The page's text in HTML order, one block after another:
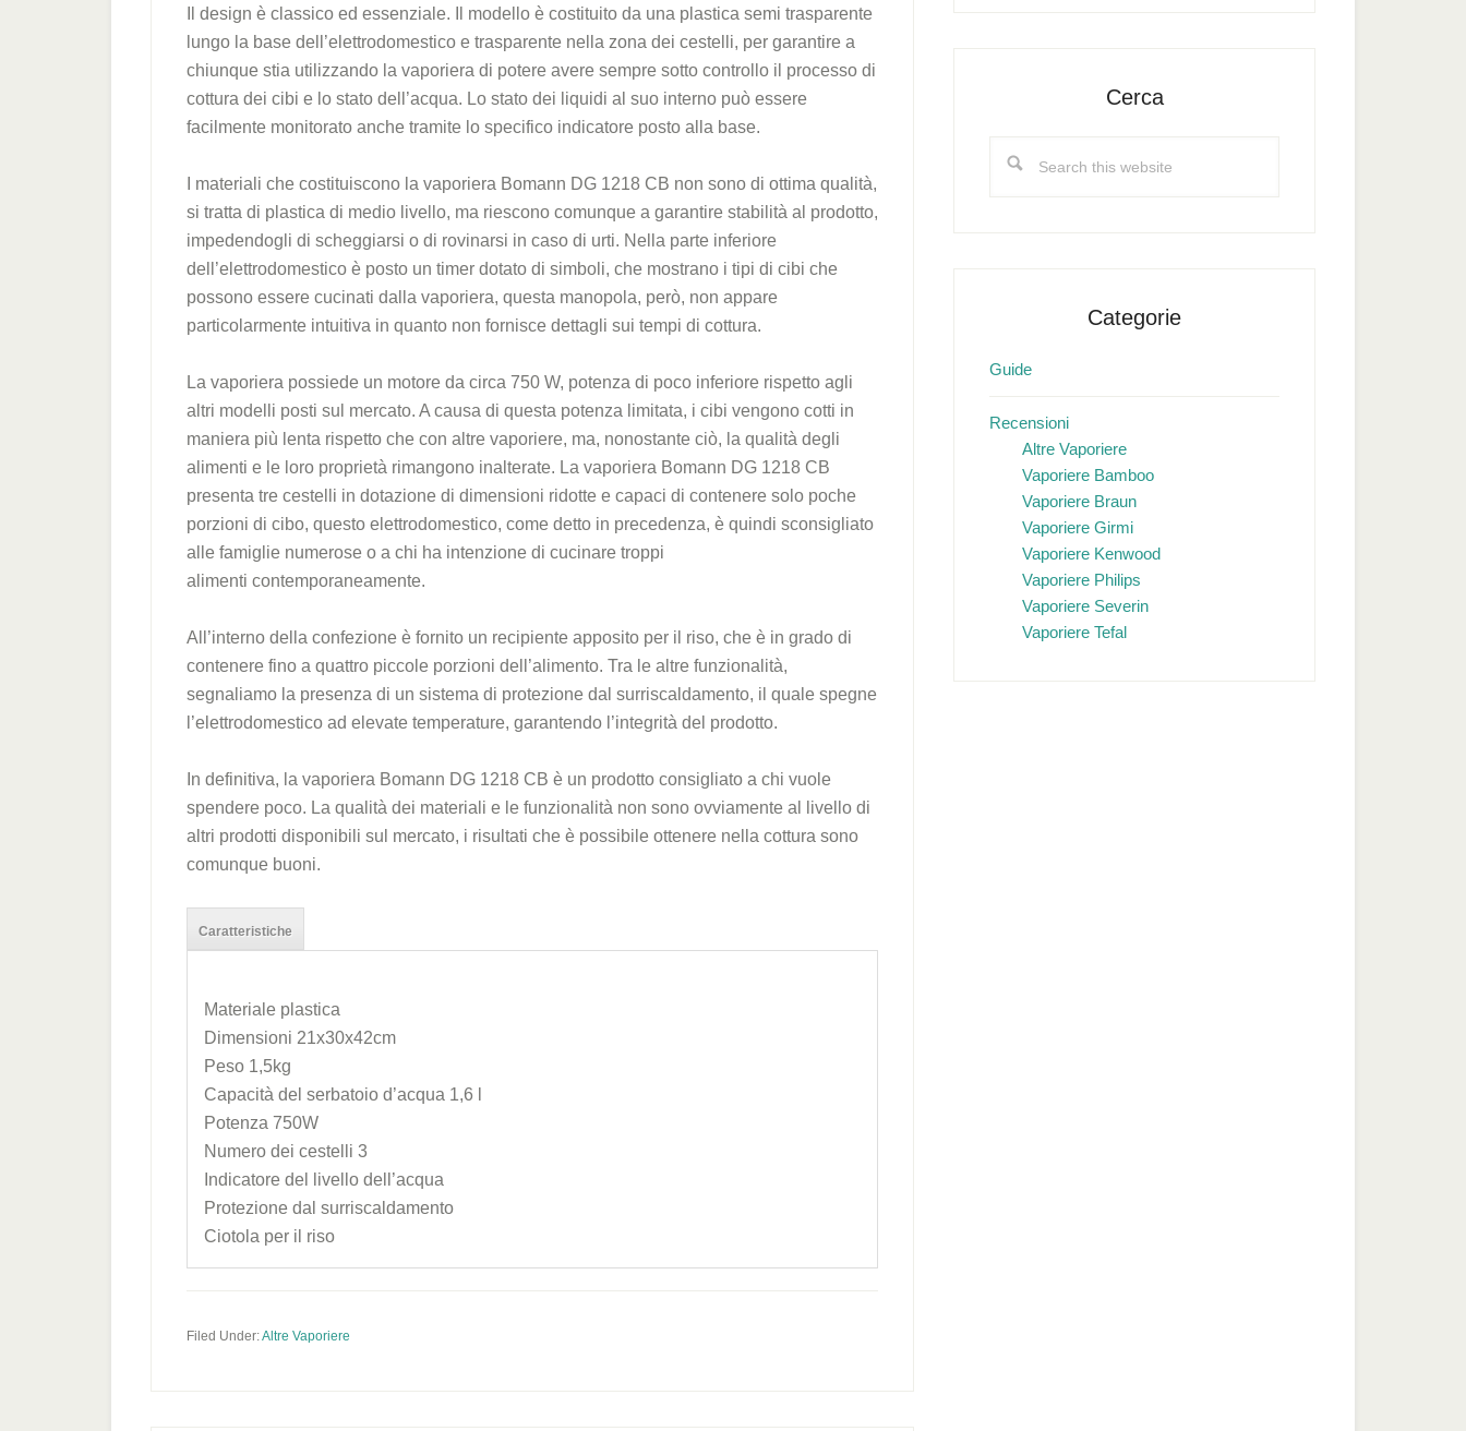
Il design è classico ed essenziale. Il modello è costituito da una plastica semi trasparente
lungo la base dell’elettrodomestico e trasparente nella zona dei cestelli, per garantire a
chiunque stia utilizzando la vaporiera di potere avere sempre sotto controllo il processo di
cottura dei cibi e lo stato dell’acqua. Lo stato dei liquidi al suo interno può essere
facilmente monitorato anche tramite lo specifico indicatore posto alla base.
I materiali che costituiscono la vaporiera Bomann DG 1218 CB non sono di ottima qualità,
si tratta di plastica di medio livello, ma riescono comunque a garantire stabilità al prodotto,
impedendogli di scheggiarsi o di rovinarsi in caso di urti. Nella parte inferiore
dell’elettrodomestico è posto un timer dotato di simboli, che mostrano i tipi di cibi che
possono essere cucinati dalla vaporiera, questa manopola, però, non appare
particolarmente intuitiva in quanto non fornisce dettagli sui tempi di cottura.
La vaporiera possiede un motore da circa 750 W, potenza di poco inferiore rispetto agli
altri modelli posti sul mercato. A causa di questa potenza limitata, i cibi vengono cotti in
maniera più lenta rispetto che con altre vaporiere, ma, nonostante ciò, la qualità degli
alimenti e le loro proprietà rimangono inalterate. La vaporiera Bomann DG 1218 CB
presenta tre cestelli in dotazione di dimensioni ridotte e capaci di contenere solo poche
porzioni di cibo, questo elettrodomestico, come detto in precedenza, è quindi sconsigliato
alle famiglie numerose o a chi ha intenzione di cucinare troppi
alimenti contemporaneamente.
All’interno della confezione è fornito un recipiente apposito per il riso, che è in grado di
contenere fino a quattro piccole porzioni dell’alimento. Tra le altre funzionalità,
segnaliamo la presenza di un sistema di protezione dal surriscaldamento, il quale spegne
l’elettrodomestico ad elevate temperature, garantendo l’integrità del prodotto.
In definitiva, la vaporiera Bomann DG 1218 CB è un prodotto consigliato a chi vuole
spendere poco. La qualità dei materiali e le funzionalità non sono ovviamente al livello di
altri prodotti disponibili sul mercato, i risultati che è possibile ottenere nella cottura sono
comunque buoni.
Caratteristiche
Materiale plastica
Dimensioni 21x30x42cm
Peso 1,5kg
Capacità del serbatoio d’acqua 1,6 l
Potenza 750W
Numero dei cestelli 3
Indicatore del livello dell’acqua
Protezione dal surriscaldamento
Ciotola per il riso
Filed Under:Altre Vaporiere
Cerca
this
Categorie
Guide
Recensioni
Altre Vaporiere
Vaporiere Bamboo
Vaporiere Braun
Vaporiere Girmi
Vaporiere Kenwood
Vaporiere Philips
Vaporiere Severin
Vaporiere Tefal